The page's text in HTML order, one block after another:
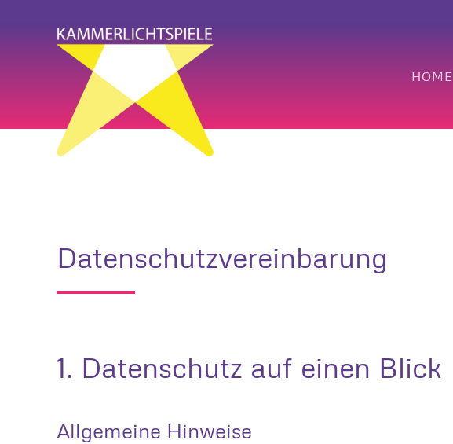
Zum Hauptinhalt springen
HOME
Datenschutzvereinbarung
1. Datenschutz auf einen Blick
Allgemeine Hinweise